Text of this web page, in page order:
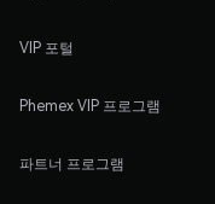
VIP 포털
Phemex VIP 프로그램
파트너 프로그램